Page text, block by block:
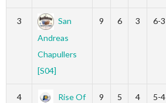
3
San
Andreas
Chapullers
[S04]
9 6 3 6-3
4 Rise Of 9 5 4 5-4